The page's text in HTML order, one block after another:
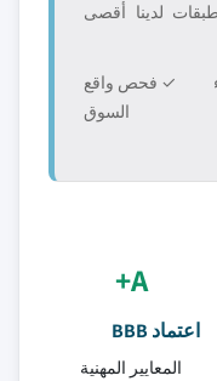
لدينا أقصى
✓ فحص واقع
السوق
A+
اعتماد BBB
المعايير المهنية